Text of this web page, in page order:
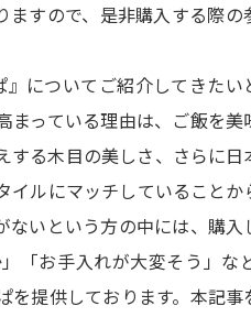
ますので、是非購入する際
についてご紹介してきたい
っている理由は、ご飯を
る木目の美しさ、さらに
ルにマッチしていること
いという方の中には、購
「お手入れが大変そう」な
提供しております。本記事